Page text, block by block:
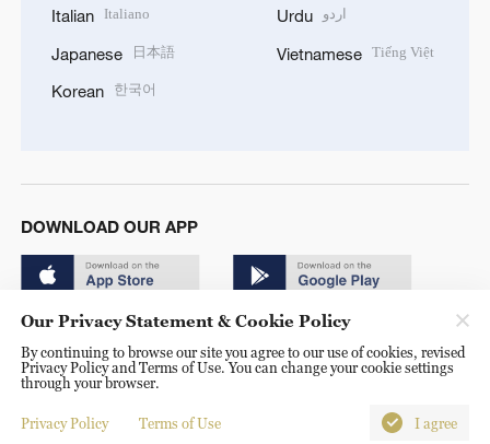
Italian Italiano
Japanese 日本語
Korean 한국어
Urdu اردو
Vietnamese Tiếng Việt
DOWNLOAD OUR APP
© China Radio International.CRI. All Rights Reserved. 16A
Shijingshan Road, Beijing, China. 100040
Our Privacy Statement & Cookie Policy
By continuing to browse our site you agree to our use of cookies, revised
Privacy Policy and Terms of Use. You can change your cookie settings
through your browser.
Privacy Policy Terms of Use I agree